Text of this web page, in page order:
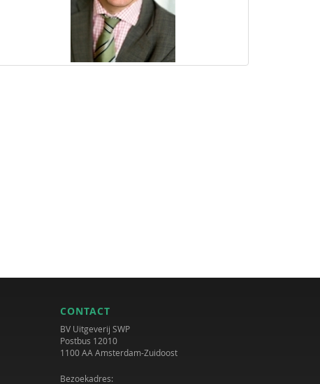
CONTACT
BV Uitgeverij SWP
Postbus 12010
1100 AA Amsterdam-Zuidoost
Bezoekadres: